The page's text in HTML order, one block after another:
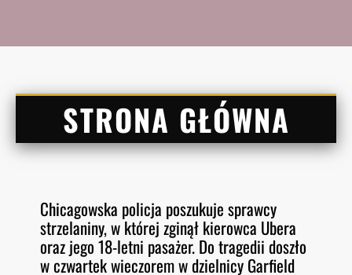
STRONA GŁÓWNA
Chicagowska policja poszukuje sprawcy
strzelaniny, w której zginął kierowca Ubera
oraz jego 18-letni pasażer. Do tragedii doszło
w czwartek wieczorem w dzielnicy Garfield